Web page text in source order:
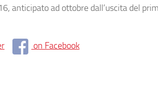
anticipato ad ottobre dall’uscita del
on Facebook